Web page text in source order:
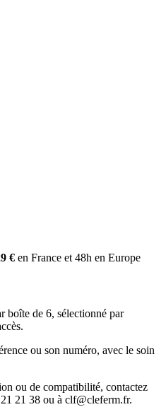
€ en France et 48h en Europe
boîte de 6, sélectionné par
ou son numéro, avec le soin
ou de compatibilité, contactez
21 38 ou à clf@cleferm.fr.